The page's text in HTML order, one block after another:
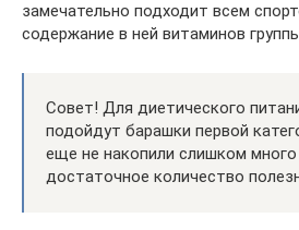
замечательно подходит всем
содержание в ней витаминов
Совет! Для диетического
подойдут барашки первой
еще не накопили слишком
достаточное количество